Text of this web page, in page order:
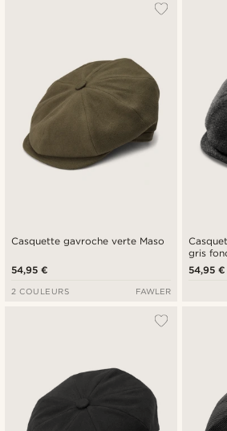
Prix
Casquette gavroche verte Maso
54,95 €
2 COULEURS FAWLER
gris
54,95 €